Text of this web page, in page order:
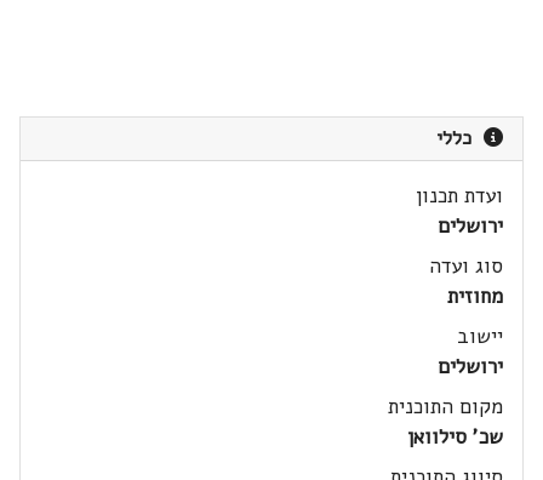
כללי
ועדת תכנון
ירושלים
סוג ועדה
מחוזית
יישוב
ירושלים
מקום התוכנית
שכ' סילוואן